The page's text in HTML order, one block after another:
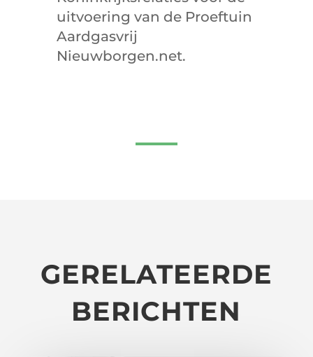
uitvoering van de Proeftuin
Aardgasvrij
Nieuwborgen.net.
GERELATEERDE
BERICHTEN